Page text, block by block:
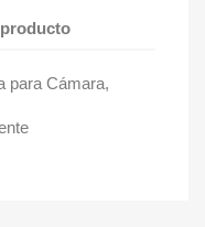
para Cámara,